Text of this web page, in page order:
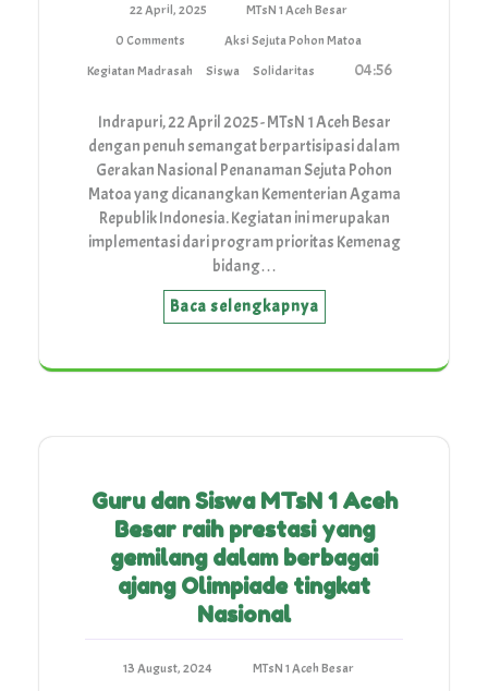
22 April, 2025
MTsN 1 Aceh Besar
0 Comments
Aksi Sejuta Pohon Matoa
Kegiatan Madrasah
Siswa Solidaritas 04:56
Indrapuri, 22 April 2025 - MTsN 1 Aceh Besar
dengan penuh semangat berpartisipasi dalam
Gerakan Nasional Penanaman Sejuta Pohon
Matoa yang dicanangkan Kementerian Agama
Republik Indonesia. Kegiatan ini merupakan
implementasi dari program prioritas Kemenag
bidang…
Baca selengkapnya
Guru dan Siswa MTsN 1 Aceh
Besar raih prestasi yang
gemilang dalam berbagai
ajang Olimpiade tingkat
Nasional
13 August, 2024
MTsN 1 Aceh Besar